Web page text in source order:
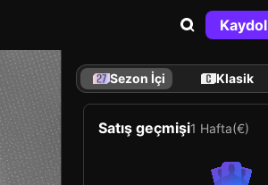
Kaydol
Sezon İçi Klasik
Satış geçmişi1 Hafta(€)